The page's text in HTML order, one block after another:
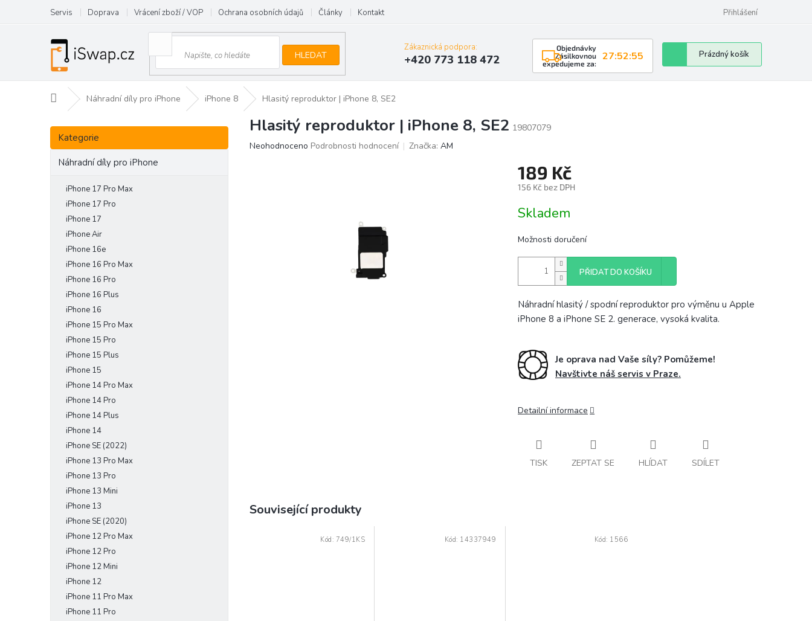
obsah
Servis Doprava Vrácení zboží / VOP Ochrana osobních údajů Články Kontakt Přihlášení
HLEDAT
Zákaznická podpora:
+420 773 118 472
Objednávky
Zásilkovnou
expedujeme za:
27:52:54
Nákupní
košík
Prázdný košík
Domů Náhradní díly pro iPhone iPhone 8 Hlasitý reproduktor | iPhone 8, SE2
P
s
Přeskočit
kategorie
Kategorie
Náhradní díly pro iPhone
iPhone 17 Pro Max
iPhone 17 Pro
iPhone 17
iPhone Air
iPhone 16e
iPhone 16 Pro Max
iPhone 16 Pro
iPhone 16 Plus
iPhone 16
iPhone 15 Pro Max
iPhone 15 Pro
iPhone 15 Plus
iPhone 15
iPhone 14 Pro Max
iPhone 14 Pro
iPhone 14 Plus
iPhone 14
iPhone SE (2022)
iPhone 13 Pro Max
iPhone 13 Pro
iPhone 13 Mini
iPhone 13
iPhone SE (2020)
iPhone 12 Pro Max
iPhone 12 Pro
iPhone 12 Mini
iPhone 12
iPhone 11 Pro Max
iPhone 11 Pro
Hlasitý reproduktor | iPhone 8, SE2 19807079
Průměrné
Neohodnoceno Podrobnosti hodnocení Značka: AM
189 Kč
156 Kč bez DPH
cena:
Skladem
Možnosti doručení
PŘIDAT DO KOŠÍKU
Náhradní hlasitý / spodní reproduktor pro výměnu u Apple
iPhone 8 a iPhone SE 2. generace, vysoká kvalita.
Je oprava nad Vaše síly? Pomůžeme!
Navštivte náš servis v Praze.
Detailní informace
TISK ZEPTAT SE HLÍDAT SDÍLET
Související produkty
Kód: 749/1KS Kód: 14337949 Kód: 1566